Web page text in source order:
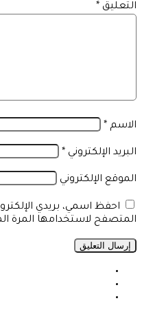
التعليق *
الاسم *
البريد الإلكتروني *
الموقع الإلكتروني
احفظ اسمي، بريدي
المتصفح لاستخدامها المرة